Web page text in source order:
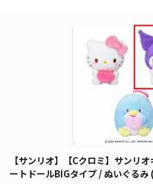
【サンリオ】【Cクロミ】サンリ
ートドールBIGタイプ / ぬいぐる